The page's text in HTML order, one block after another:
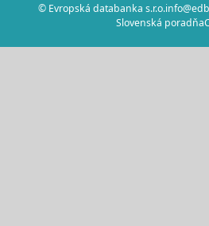
© Evropská databanka s.r.o.
Slovenská poradňa